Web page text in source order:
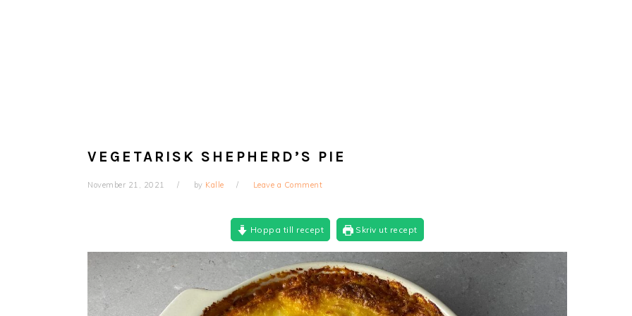
VEGETARISK SHEPHERD’S PIE
November 21, 2021 by Kalle Leave a Comment
Hoppa till recept Skriv ut recept